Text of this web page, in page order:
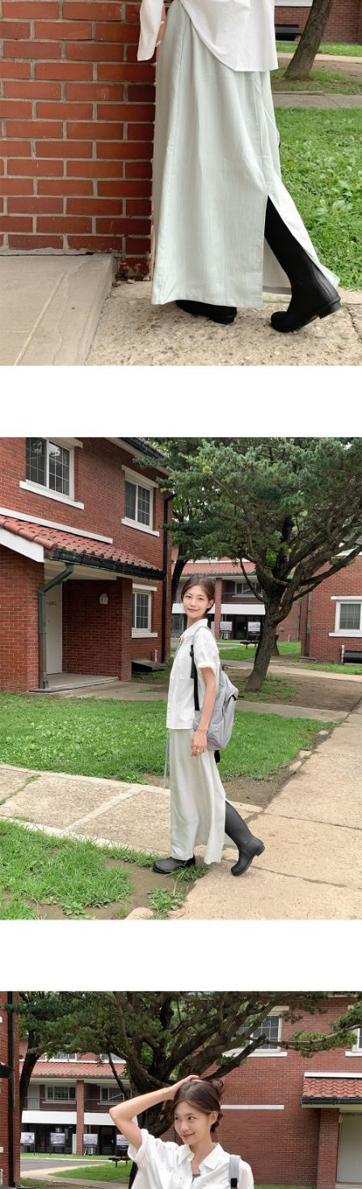
English
日本語
繁體中文